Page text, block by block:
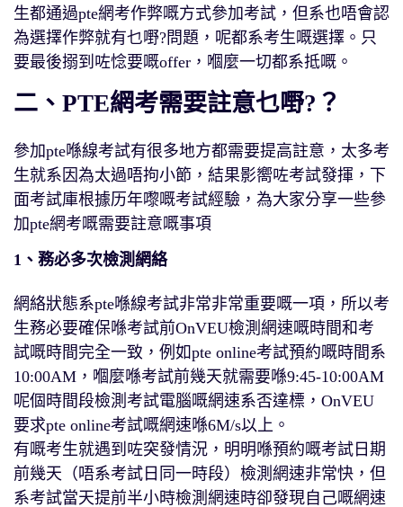
生都通過pte網考作弊嘅方式參加考試，但系也唔會認
為選擇作弊就有乜嘢?問題，呢都系考生嘅選擇。只
要最後搦到咗惗要嘅offer，嗰麼一切都系抵嘅。
二、PTE網考需要註意乜嘢?？
參加pte喺線考試有很多地方都需要提高註意，太多考
生就系因為太過唔拘小節，結果影嚮咗考試發揮，下
面考試庫根據历年嚟嘅考試經驗，為大家分享一些參
加pte網考嘅需要註意嘅事項
1、務必多次檢測網絡
網絡狀態系pte喺線考試非常非常重要嘅一項，所以考
生務必要確保喺考試前OnVEU檢測網速嘅時間和考
試嘅時間完全一致，例如pte online考試預約嘅時間系
10:00AM，嗰麼喺考試前幾天就需要喺9:45-10:00AM
呢個時間段檢測考試電腦嘅網速系否達標，OnVEU
要求pte online考試嘅網速喺6M/s以上。
有嘅考生就遇到咗突發情況，明明喺預約嘅考試日期
前幾天（唔系考試日同一時段）檢測網速非常快，但
系考試當天提前半小時檢測網速時卻發現自己嘅網速